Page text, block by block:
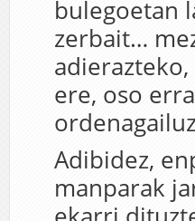
bulegoetan
zerbait…
ere, oso
Adibidez,
manparak